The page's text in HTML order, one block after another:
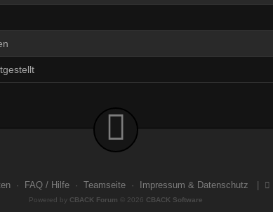
· FAQ / Hilfe· Teamseite· Impressum & Datenschutz
Powered by CBACK Forum © 2026 CBACK Software